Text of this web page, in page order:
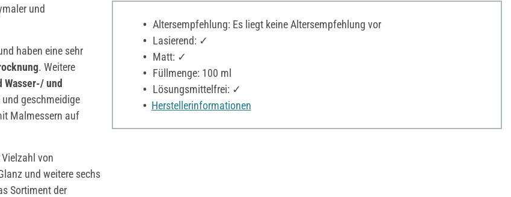
und
haben eine sehr
. Weitere
und
geschmeidige
Malmessern auf
von
und weitere sechs
Sortiment der
Altersempfehlung: Es liegt keine Altersempfehlung vor
Lasierend: ✓
Matt: ✓
Füllmenge: 100 ml
Lösungsmittelfrei: ✓
Herstellerinformationen